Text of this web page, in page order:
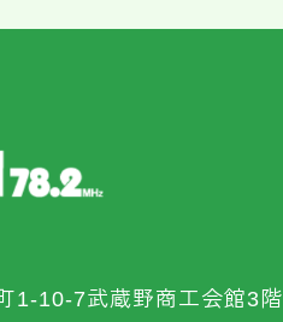
1-10-7武蔵野商工会館3階